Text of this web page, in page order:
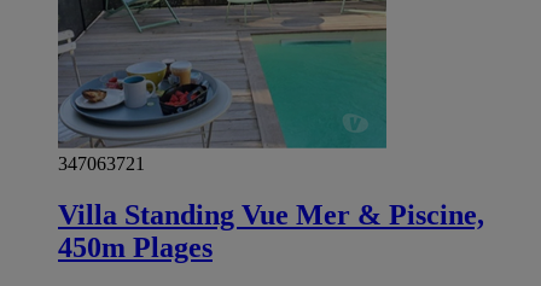
347063721
Villa Standing Vue Mer & Piscine,
450m Plages